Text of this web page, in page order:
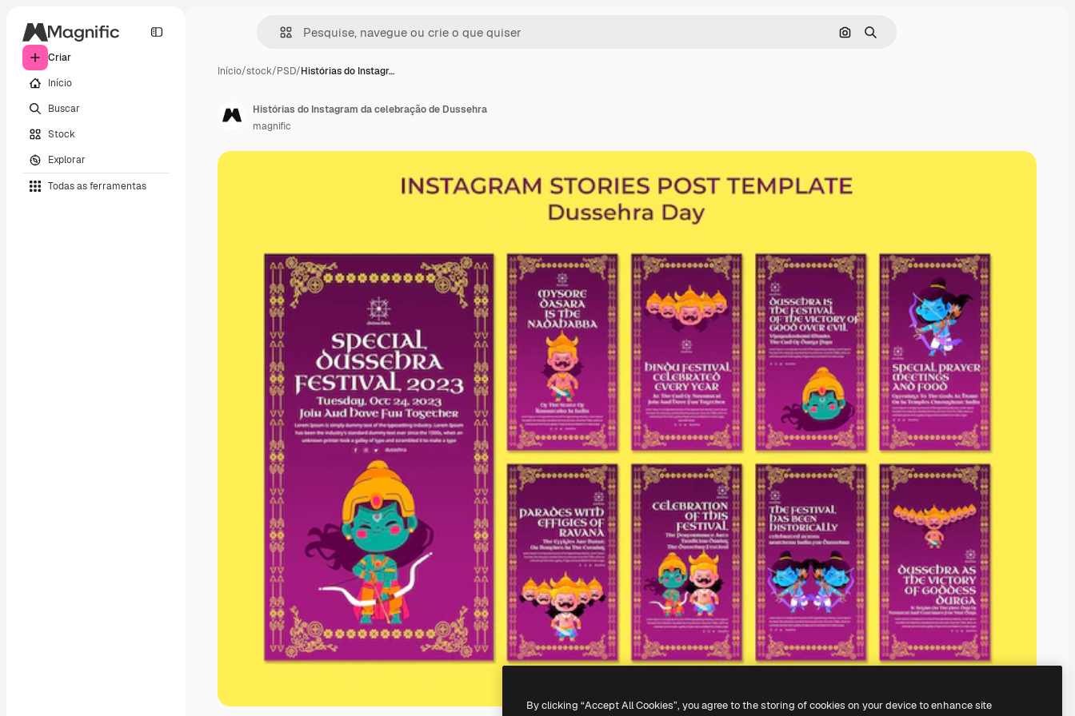
Criar
Início
Buscar
Stock
Explorar
Todas as ferramentas
Pesquisar por imagem
Buscar
Início/stock/PSD/Histórias do Instagr…
Histórias do Instagram da celebração de Dussehra
magnific
By clicking “Accept All Cookies”, you agree to the storing of cookies on your device to enhance site